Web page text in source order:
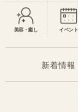
美容・癒し イベント
新着情報